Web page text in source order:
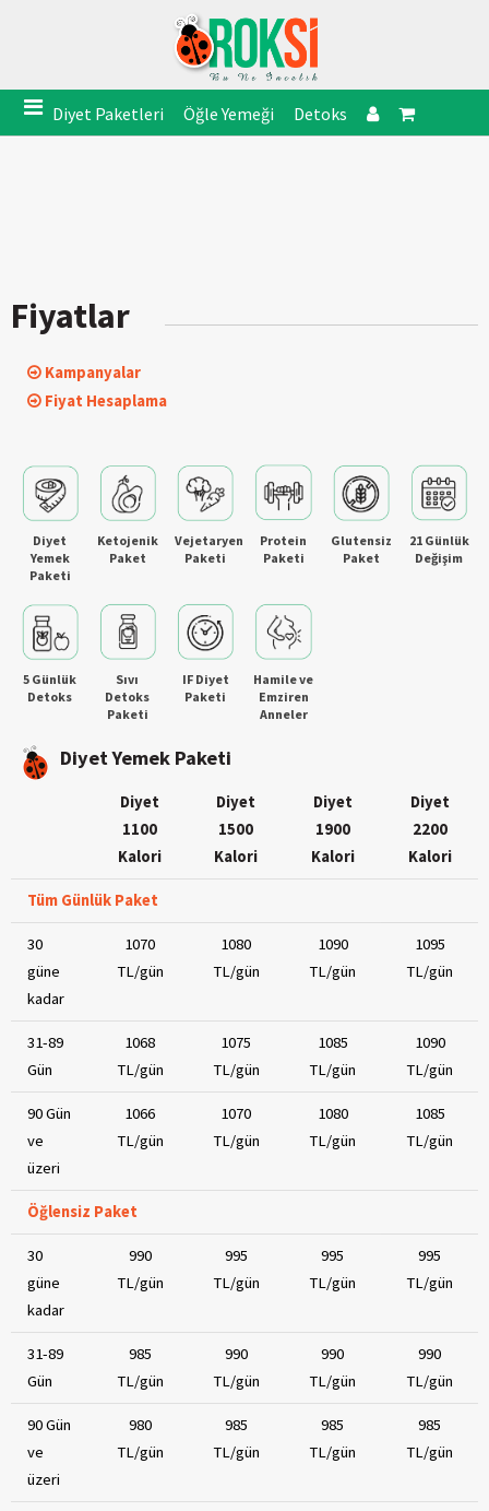
Diyet Paketleri Öğle Yemeği Detoks
Fiyatlar
Kampanyalar
Fiyat Hesaplama
Diyet
Yemek
Paketi
Ketojenik
Paket
Vejetaryen
Paketi
Protein
Paketi
Glutensiz
Paket
21 Günlük
Değişim
5 Günlük
Detoks
Sıvı
Detoks
Paketi
IF Diyet
Paketi
Hamile ve
Emziren
Anneler
Diyet Yemek Paketi
Diyet
1100
Kalori
Diyet
1500
Kalori
Diyet
1900
Kalori
Diyet
2200
Kalori
Tüm Günlük Paket
30
güne
kadar
1070
TL/gün
1080
TL/gün
1090
TL/gün
1095
TL/gün
31-89
Gün
1068
TL/gün
1075
TL/gün
1085
TL/gün
1090
TL/gün
90 Gün
ve
üzeri
1066
TL/gün
1070
TL/gün
1080
TL/gün
1085
TL/gün
Öğlensiz Paket
30
güne
kadar
990
TL/gün
995
TL/gün
995
TL/gün
995
TL/gün
31-89
Gün
985
TL/gün
990
TL/gün
990
TL/gün
990
TL/gün
90 Gün
ve
üzeri
980
TL/gün
985
TL/gün
985
TL/gün
985
TL/gün